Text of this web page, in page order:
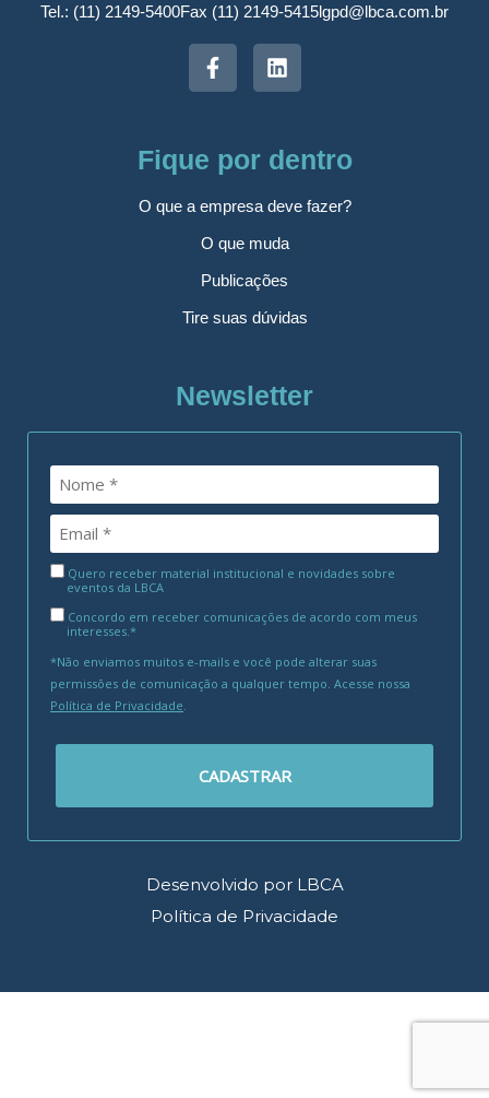
Tel.: (11) 2149-5400Fax (11) 2149-5415lgpd@lbca.com.br
Fique por dentro
O que a empresa deve fazer?
O que muda
Publicações
Tire suas dúvidas
Newsletter
Quero receber material institucional e novidades sobre
eventos da LBCA
Concordo em receber comunicações de acordo com meus
interesses.*
*Não enviamos muitos e-mails e você pode alterar suas
permissões de comunicação a qualquer tempo. Acesse nossa
Política de Privacidade.
CADASTRAR
Desenvolvido por LBCA
Política de Privacidade